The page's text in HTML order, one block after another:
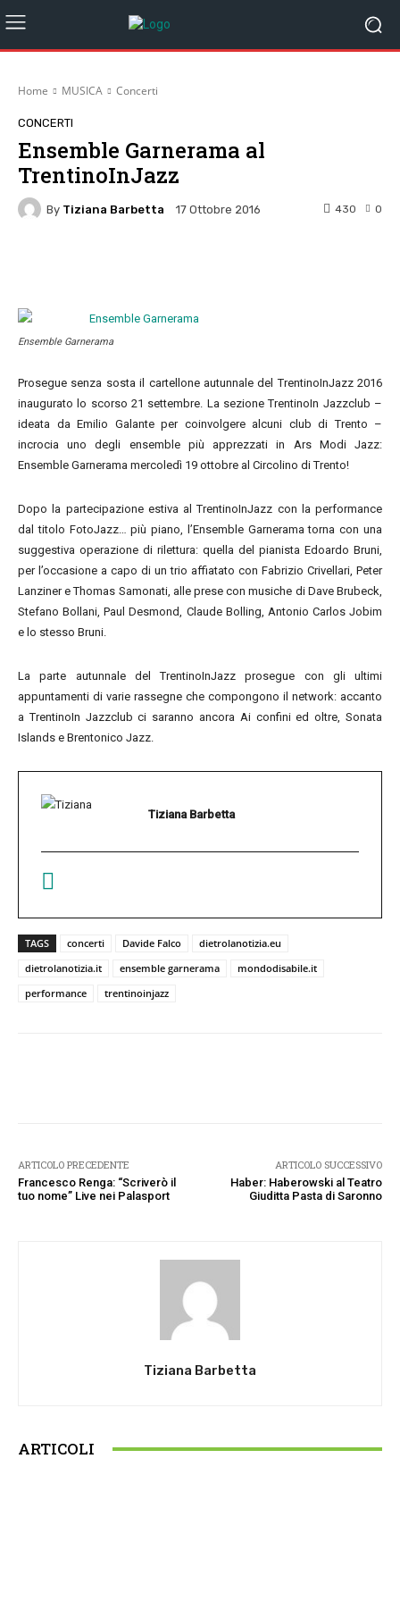
Home MUSICA Concerti
CONCERTI
Ensemble Garnerama al
TrentinoInJazz
By Tiziana Barbetta 17 Ottobre 2016 0
430
Ensemble Garnerama
Prosegue senza sosta il cartellone autunnale del TrentinoInJazz 2016
inaugurato lo scorso 21 settembre. La sezione TrentinoIn Jazzclub –
ideata da Emilio Galante per coinvolgere alcuni club di Trento –
incrocia uno degli ensemble più apprezzati in Ars Modi Jazz:
Ensemble Garnerama mercoledì 19 ottobre al Circolino di Trento!
Dopo la partecipazione estiva al TrentinoInJazz con la performance
dal titolo FotoJazz… più piano, l’Ensemble Garnerama torna con una
suggestiva operazione di rilettura: quella del pianista Edoardo Bruni,
per l’occasione a capo di un trio affiatato con Fabrizio Crivellari, Peter
Lanziner e Thomas Samonati, alle prese con musiche di Dave Brubeck,
Stefano Bollani, Paul Desmond, Claude Bolling, Antonio Carlos Jobim
e lo stesso Bruni.
La parte autunnale del TrentinoInJazz prosegue con gli ultimi
appuntamenti di varie rassegne che compongono il network: accanto
a TrentinoIn Jazzclub ci saranno ancora Ai confini ed oltre, Sonata
Islands e Brentonico Jazz.
Tiziana Barbetta
TAGS concerti Davide Falco
dietrolanotizia.eu
dietrolanotizia.it
ensemble garnerama
mondodisabile.it
performance
trentinoinjazz
ARTICOLO PRECEDENTE
Francesco Renga: “Scriverò il
tuo nome” Live nei Palasport
ARTICOLO SUCCESSIVO
Haber: Haberowski al Teatro
Giuditta Pasta di Saronno
Tiziana Barbetta
ARTICOLI